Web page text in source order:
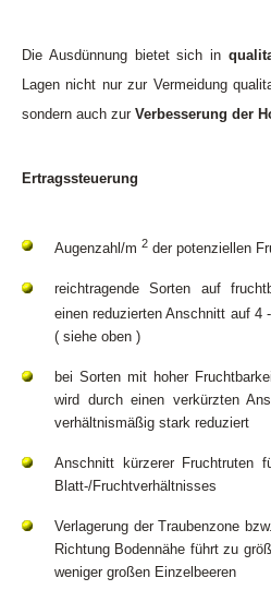
Die Ausdünnung bietet sich in
Lagen nicht nur zur Vermeidung
sondern auch zur Verbesserung der
Ertragssteuerung
Augenzahl/m 2 der potenziellen
reichtragende Sorten auf
einen reduzierten Anschnitt auf 4
( siehe oben )
bei Sorten mit hoher
wird durch einen verkürzten
verhältnismäßig stark reduziert
Anschnitt kürzerer Fruchtruten
Blatt-/Fruchtverhältnisses
Verlagerung der Traubenzone
Richtung Bodennähe führt zu
weniger großen Einzelbeeren